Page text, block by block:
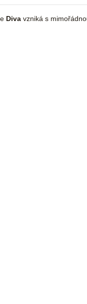
Diva vzniká s